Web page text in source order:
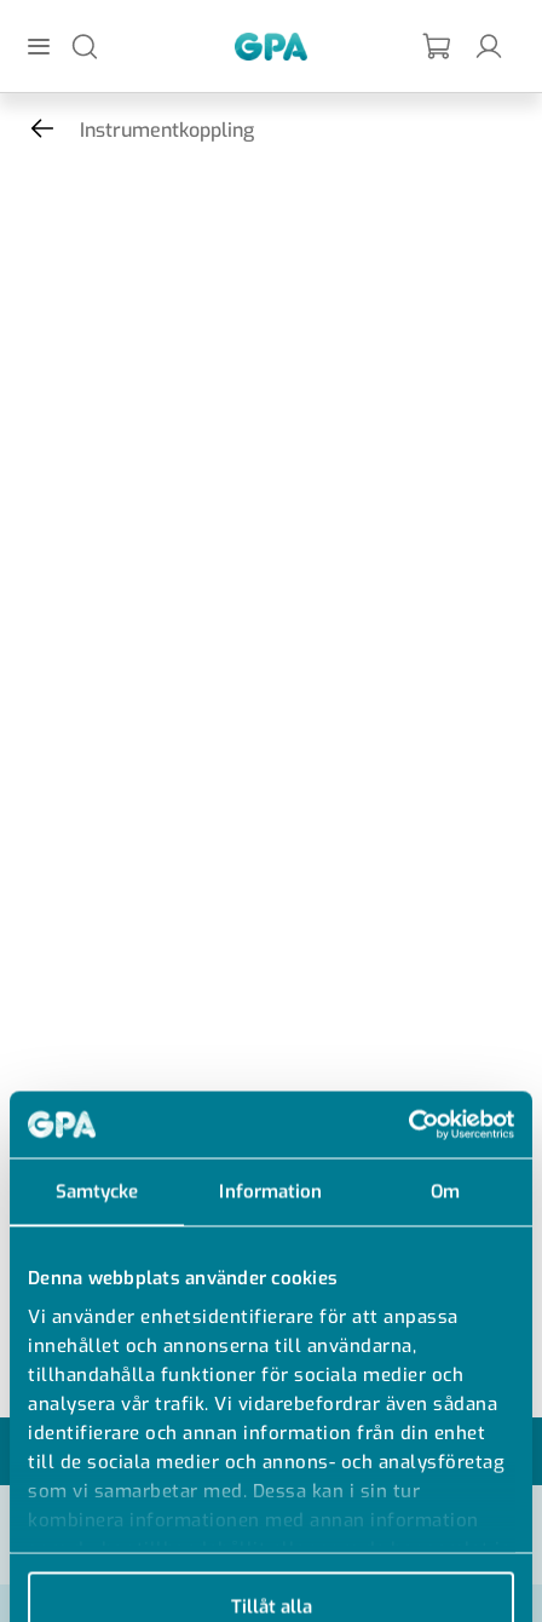
Samtycke Information Om
Denna webbplats använder cookies
Vi använder enhetsidentifierare för att anpassa
innehållet och annonserna till användarna,
tillhandahålla funktioner för sociala medier och
analysera vår trafik. Vi vidarebefordrar även sådana
identifierare och annan information från din enhet
till de sociala medier och annons- och analysföretag
som vi samarbetar med. Dessa kan i sin tur
kombinera informationen med annan information
som du har tillhandahållit eller som de har samlat in
när du har använt deras tjänster.
Tillåt alla
Instrumentkoppling
SO01020 R
MÄSSING DUBBELNIPPEL REDUCERAD
Mässing Dubbelnippel
Reducerad
MODELLER
RSK